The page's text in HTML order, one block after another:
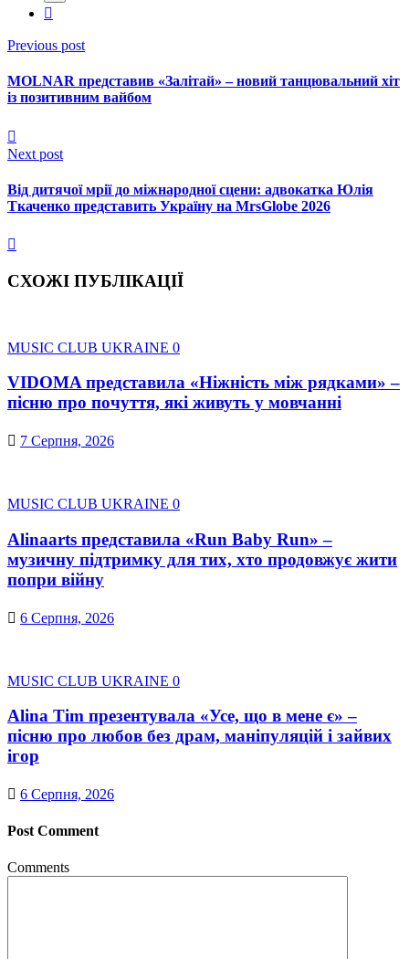
Previous post
MOLNAR представив «Залітай» – новий танцювальний хіт
із позитивним вайбом
Next post
Від дитячої мрії до міжнародної сцени: адвокатка Юлія
Ткаченко представить Україну на MrsGlobe 2026
СХОЖІ ПУБЛІКАЦІЇ
MUSIC CLUB UKRAINE 0
VIDOMA представила «Ніжність між рядками» –
пісню про почуття, які живуть у мовчанні
7 Серпня, 2026
MUSIC CLUB UKRAINE 0
Alinaarts представила «Run Baby Run» –
музичну підтримку для тих, хто продовжує жити
попри війну
6 Серпня, 2026
MUSIC CLUB UKRAINE 0
Alina Tim презентувала «Усе, що в мене є» –
пісню про любов без драм, маніпуляцій і зайвих
ігор
6 Серпня, 2026
Post Comment
Comments